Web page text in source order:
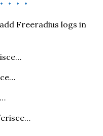
Freeradius logs in